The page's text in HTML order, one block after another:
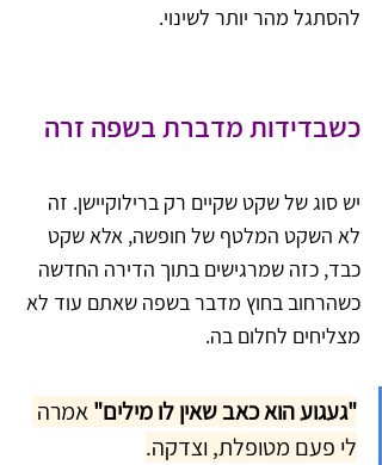
להסתגל מהר יותר לשינוי.
כשבדידות מדברת בשפה זרה
יש סוג של שקט שקיים רק ברילוקיישן. זה
לא השקט המלטף של חופשה, אלא שקט
כבד, כזה שמרגישים בתוך הדירה החדשה
כשהרחוב בחוץ מדבר בשפה שאתם עוד לא
מצליחים לחלום בה.
"געגוע הוא כאב שאין לו מילים" אמרה
לי פעם מטופלת, וצדקה.